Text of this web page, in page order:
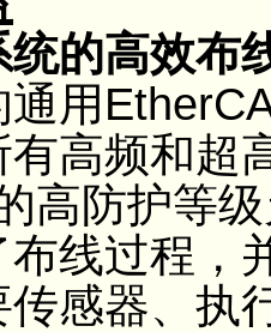
的高效布
高频和超
高防护等
线过程，
感器、执